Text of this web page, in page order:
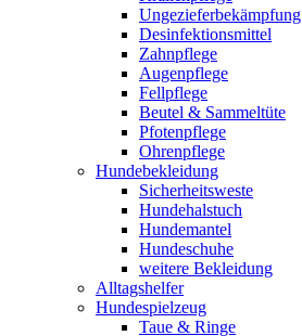
Ungezieferbekämpfung
Desinfektionsmittel
Zahnpflege
Augenpflege
Fellpflege
Beutel & Sammeltüte
Pfotenpflege
Ohrenpflege
Hundebekleidung
Sicherheitsweste
Hundehalstuch
Hundemantel
Hundeschuhe
weitere Bekleidung
Alltagshelfer
Hundespielzeug
Taue & Ringe